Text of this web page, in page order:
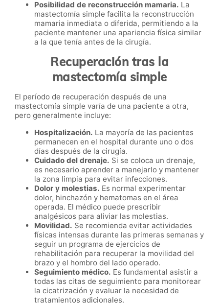
Posibilidad de reconstrucción mamaria. La
mastectomía simple facilita la reconstrucción
mamaria inmediata o diferida, permitiendo a la
paciente mantener una apariencia física similar
a la que tenía antes de la cirugía.
Recuperación tras la
mastectomía simple
El período de recuperación después de una
mastectomía simple varía de una paciente a otra,
pero generalmente incluye:
Hospitalización. La mayoría de las pacientes
permanecen en el hospital durante uno o dos
días después de la cirugía.
Cuidado del drenaje. Si se coloca un drenaje,
es necesario aprender a manejarlo y mantener
la zona limpia para evitar infecciones.
Dolor y molestias. Es normal experimentar
dolor, hinchazón y hematomas en el área
operada. El médico puede prescribir
analgésicos para aliviar las molestias.
Movilidad. Se recomienda evitar actividades
físicas intensas durante las primeras semanas y
seguir un programa de ejercicios de
rehabilitación para recuperar la movilidad del
brazo y el hombro del lado operado.
Seguimiento médico. Es fundamental asistir a
todas las citas de seguimiento para monitorear
la cicatrización y evaluar la necesidad de
tratamientos adicionales.